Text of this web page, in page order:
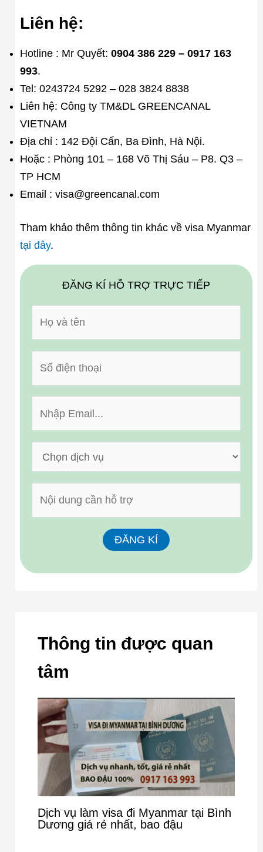
Liên hệ:
Hotline : Mr Quyết: 0904 386 229 – 0917 163
993.
Tel: 0243724 5292 – 028 3824 8838
Liên hệ: Công ty TM&DL GREENCANAL
VIETNAM
Địa chỉ : 142 Đội Cấn, Ba Đình, Hà Nội.
Hoặc : Phòng 101 – 168 Võ Thị Sáu – P8. Q3 –
TP HCM
Email : visa@greencanal.com
Tham khảo thêm thông tin khác về visa Myanmar
tại đây.
ĐĂNG KÍ HỖ TRỢ TRỰC TIẾP
Thông tin được quan
tâm
Dịch vụ làm visa đi Myanmar tại Bình
Dương giá rẻ nhất, bao đậu